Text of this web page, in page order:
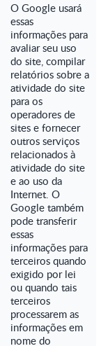
O Google usará
essas
informações para
avaliar seu uso
do site, compilar
relatórios sobre a
atividade do site
para os
operadores de
sites e fornecer
outros serviços
relacionados à
atividade do site
e ao uso da
Internet. O
Google também
pode transferir
essas
informações para
terceiros quando
exigido por lei
ou quando tais
terceiros
processarem as
informações em
nome do